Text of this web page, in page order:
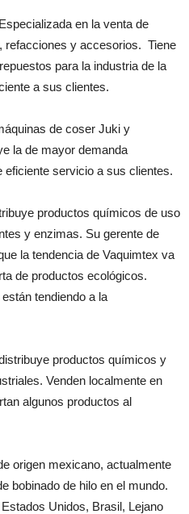
Especializada en la venta de
refacciones y accesorios. Tiene
para la industria de la
a sus clientes.
de coser Juki y
la de mayor demanda
eficiente servicio a sus clientes.
productos químicos de uso
y enzimas. Su gerente de
la tendencia de Vaquimtex va
de productos ecológicos.
tendiendo a la
productos químicos y
Venden localmente en
algunos productos al
origen mexicano, actualmente
bobinado de hilo en el mundo.
Unidos, Brasil, Lejano